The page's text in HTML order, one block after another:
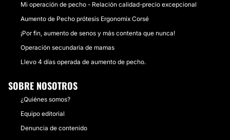
Mi operación de pecho - Relación calidad-precio excepcional
Aumento de Pecho prótesis Ergonomix Corsé
¡Por fin, aumento de senos y más contenta que nunca!
Operación secundaria de mamas
Llevo 4 días operada de aumento de pecho.
SOBRE NOSOTROS
¿Quiénes somos?
Equipo editorial
Denuncia de contenido